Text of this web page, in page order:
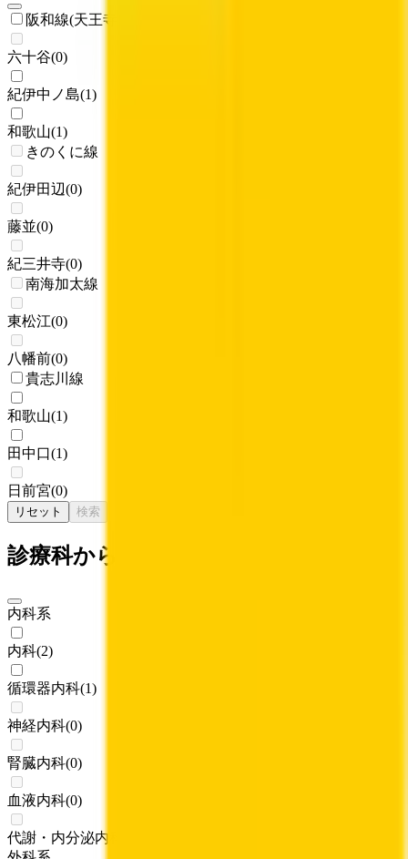
阪和線(天王寺～和歌山)
六十谷(0)
紀伊中ノ島(1)
和歌山(1)
きのくに線
紀伊田辺(0)
藤並(0)
紀三井寺(0)
南海加太線
東松江(0)
八幡前(0)
貴志川線
和歌山(1)
田中口(1)
日前宮(0)
リセット 検索
診療科からさがす
内科系
内科(2)
循環器内科(1)
神経内科(0)
腎臓内科(0)
血液内科(0)
代謝・内分泌内科